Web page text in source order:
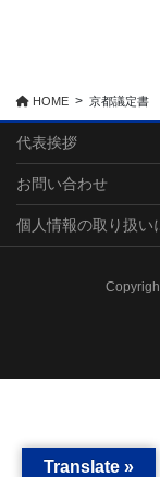
HOME 京都議定書
代表挨拶
お問い合わせ
個人情報の取り扱い
Translate »